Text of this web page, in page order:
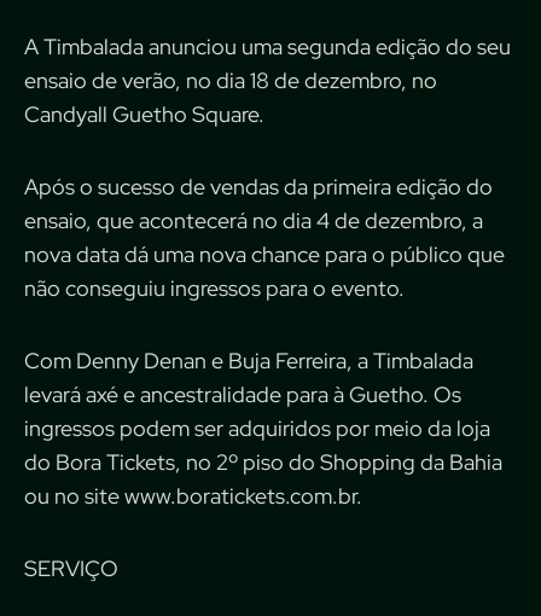
A Timbalada anunciou uma segunda edição do seu
ensaio de verão, no dia 18 de dezembro, no
Candyall Guetho Square.
Após o sucesso de vendas da primeira edição do
ensaio, que acontecerá no dia 4 de dezembro, a
nova data dá uma nova chance para o público que
não conseguiu ingressos para o evento.
Com Denny Denan e Buja Ferreira, a Timbalada
levará axé e ancestralidade para à Guetho. Os
ingressos podem ser adquiridos por meio da loja
do Bora Tickets, no 2º piso do Shopping da Bahia
ou no site www.boratickets.com.br.
SERVIÇO